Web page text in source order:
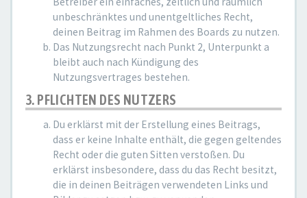
unbeschränktes und unentgeltliches Recht,
deinen Beitrag im Rahmen des Boards zu nutzen.
Das Nutzungsrecht nach Punkt 2, Unterpunkt a
bleibt auch nach Kündigung des
Nutzungsvertrages bestehen.
3. PFLICHTEN DES NUTZERS
Du erklärst mit der Erstellung eines Beitrags,
dass er keine Inhalte enthält, die gegen geltendes
Recht oder die guten Sitten verstoßen. Du
erklärst insbesondere, dass du das Recht besitzt,
die in deinen Beiträgen verwendeten Links und